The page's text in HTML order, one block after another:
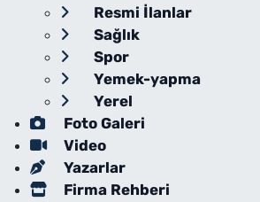
Resmi İlanlar
Sağlık
Spor
Yemek-yapma
Yerel
Foto Galeri
Video
Yazarlar
Firma Rehberi